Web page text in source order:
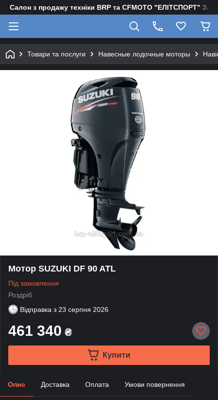
Салон з продажу техніки BRP та CFMOTO "EЛІТСПОРТ"
Товари та послуги Навесные лодочные моторы
Мотор SUZUKI DF 90 ATL
Під замовлення
Роздріб
Відправка з 23 серпня 2026
461 340 ₴
Купити
Опис Доставка Оплата Умови повернення